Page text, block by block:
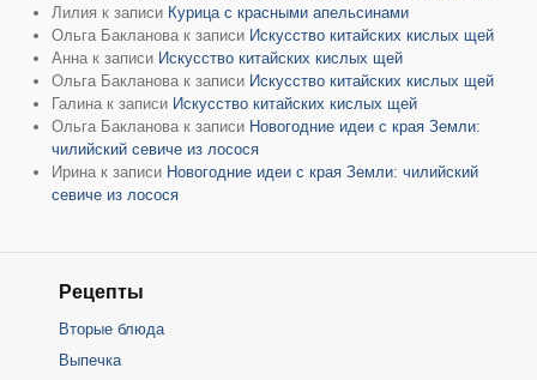
Лилия к записи Курица с красными апельсинами
Ольга Бакланова к записи Искусство китайских кислых щей
Анна к записи Искусство китайских кислых щей
Ольга Бакланова к записи Искусство китайских кислых щей
Галина к записи Искусство китайских кислых щей
Ольга Бакланова к записи Новогодние идеи с края Земли:
чилийский севиче из лосося
Ирина к записи Новогодние идеи с края Земли: чилийский
севиче из лосося
Рецепты
Вторые блюда
Выпечка